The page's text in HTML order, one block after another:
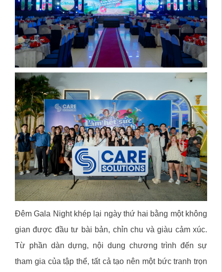
Đêm Gala Night khép lại ngày thứ hai bằng một không
gian được đầu tư bài bản, chỉn chu và giàu cảm xúc.
Từ phần dàn dựng, nội dung chương trình đến sự
tham gia của tập thể, tất cả tạo nên một bức tranh trọn